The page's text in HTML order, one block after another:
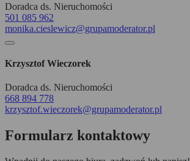
Doradca ds. Nieruchomości
501 085 962
monika.cieslewicz@grupamoderator.pl
Krzysztof Wieczorek
Doradca ds. Nieruchomości
668 894 778
krzysztof.wieczorek@grupamoderator.pl
Formularz kontaktowy